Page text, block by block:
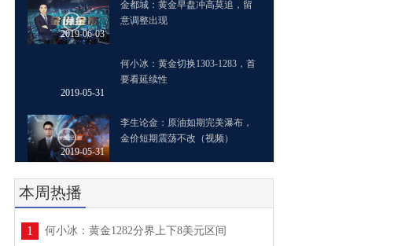
2019-06-03
金都城：黄金早盘冲高莫追，留
意调整出现
2019-05-31
何小冰：黄金切换1303-1283，首
要看延续性
2019-05-31
李生论金：原油如期完美瀑布，
金价短期震荡不改（视频）
本周热播
1 何小冰：黄金1282分界上下8美元区间